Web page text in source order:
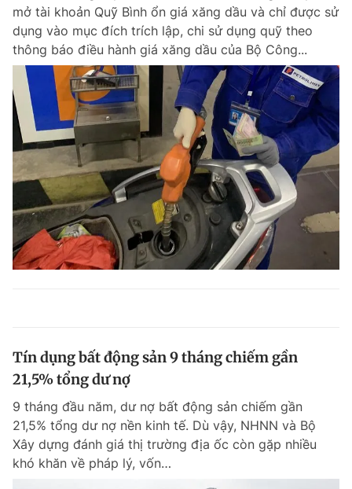
mở tài khoản Quỹ Bình ổn giá xăng dầu và chỉ được sử
dụng vào mục đích trích lập, chi sử dụng quỹ theo
thông báo điều hành giá xăng dầu của Bộ Công...
Tín dụng bất động sản 9 tháng chiếm gần
21,5% tổng dư nợ
9 tháng đầu năm, dư nợ bất động sản chiếm gần
21,5% tổng dư nợ nền kinh tế. Dù vậy, NHNN và Bộ
Xây dựng đánh giá thị trường địa ốc còn gặp nhiều
khó khăn về pháp lý, vốn…